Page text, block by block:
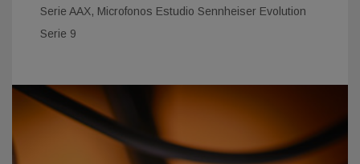
Serie AAX, Microfonos Estudio Sennheiser Evolution
Serie 9